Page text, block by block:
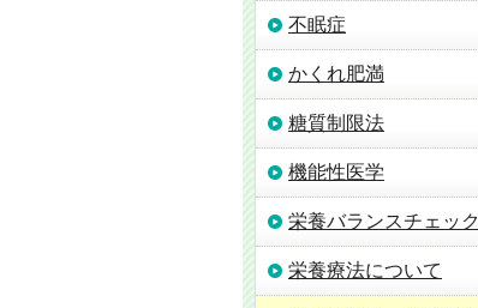
不眠症
かくれ肥満
糖質制限法
機能性医学
栄養バランスチェック
栄養療法について